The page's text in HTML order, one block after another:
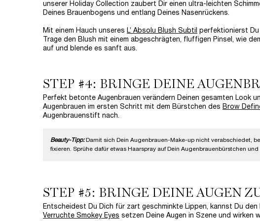
unserer Holiday Collection zaubert Dir einen ultra-leichten
Deines Brauenbogens und entlang Deines Nasenrückens.
Mit einem Hauch unseres L’ Absolu Blush Subtil
perfektionierst Du
Trage den Blush mit einem abgeschrägten, fluffigen Pinsel, wie
auf und blende es sanft aus.
STEP #4: BRINGE DEINE
Perfekt betonte Augenbrauen verändern Deinen gesamten Look
Augenbrauen im ersten Schritt mit dem Bürstchen des Brow
Augenbrauenstift nach.
Beauty-Tipp:Damit sich Dein Augenbrauen-Make-up nicht verabschiedet,
fixieren. Sprühe dafür etwas Haarspray auf Dein Augenbrauenbürstchen
STEP #5: BRINGE DEINE AUGEN
Entscheidest Du Dich für zart geschminkte Lippen, kannst Du
Verruchte Smokey Eyes setzen Deine Augen in Szene und wirken